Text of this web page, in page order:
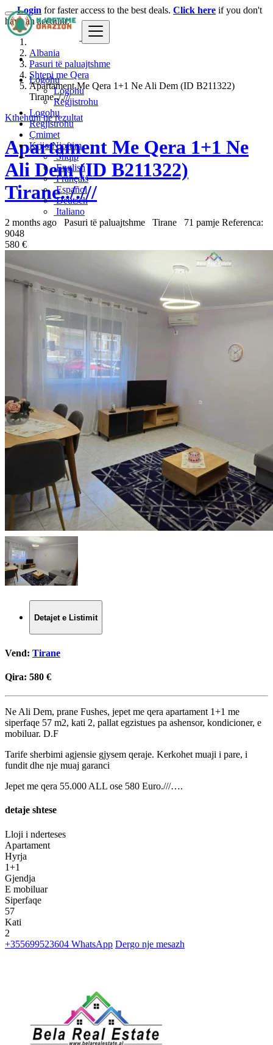
Logohu
Logohu
Regjistrohu
Logohu
Regjistrohu
Çmimet
Krijo Njoftim
Shqip
English
Français
Español
Deutsch
Italiano
Login for faster access to the best deals. Click here if you don't
have an account.
Albania
Pasuri të paluajtshme
Shtepi me Qera
Apartament Me Qera 1+1 Ne Ali Dem (ID B211322)
Tirane.././//
Kthehuni ne rezultat
Apartament Me Qera 1+1 Ne
Ali Dem (ID B211322)
Tirane.././//
2 months ago Pasuri të paluajtshme Tirane 71 pamje Referenca:
9048
580 €
Detajet e Listimit
Vend: Tirane
Qira: 580 €
Ne Ali Dem, prane Fushes, jepet me qera apartament 1+1 me
siperfaqe 57 m2, kati 2, pallat egzistues pa ashensor, kondicioner, e
mobiluar. D.F
Tarife sherbimi agjensie gjysem qeraje. Kerkohet muaji i pare, i
fundit dhe nje muaj garanci
Jepet me qera 55.000 ALL ose 580 Euro.///….
detaje shtese
Lloji i nderteses
Apartament
Hyrja
1+1
Gjendja
E mobiluar
Siperfaqe
57
Kati
2
+355699523604 WhatsApp Dergo nje mesazh